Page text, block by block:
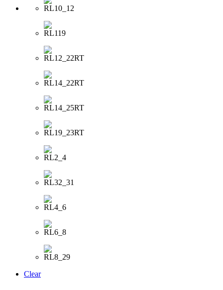
Clear